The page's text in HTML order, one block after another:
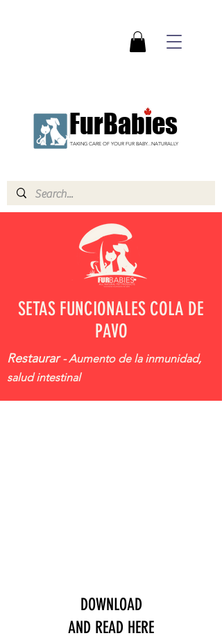
TAKING CARE OF YOUR FUR BABY...NATURALLY
FurBabies
SETAS FUNCIONALES COLA DE
PAVO
Restaurar - Aumento de la inmunidad,
salud intestinal
DOWNLOAD
AND READ HERE